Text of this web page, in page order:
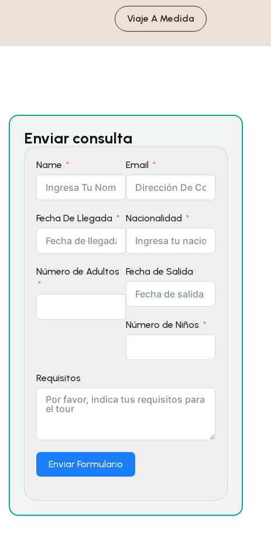
Viaje A Medida
Enviar consulta
Name
Fecha De Llegada
Número de Adultos
Email
Nacionalidad
Fecha de Salida
Número de Niños
Requisitos
Enviar Formulario